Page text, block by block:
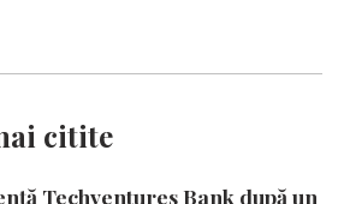
citite
Techventures Bank după un